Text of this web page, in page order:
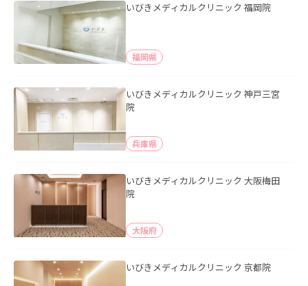
いびきメディカルクリニック 福岡院
福岡県
いびきメディカルクリニック 神戸三宮
院
兵庫県
いびきメディカルクリニック 大阪梅田
院
大阪府
いびきメディカルクリニック 京都院